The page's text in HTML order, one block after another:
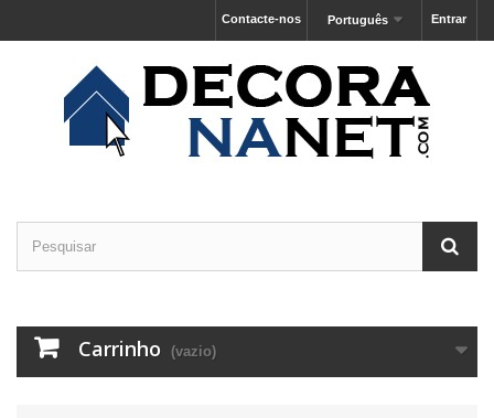
Entrar
Português
Contacte-nos
Carrinho (vazio)